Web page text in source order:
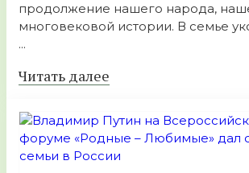
продолжение нашего народа,
многовековой истории. В семье
...
Читать далее